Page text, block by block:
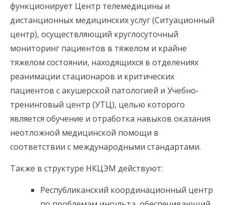
функционирует Центр телемедицины и
дистанционных медицинских услуг (Ситуационный
центр), осуществляющий круглосуточный
мониторинг пациентов в тяжелом и крайне
тяжелом состоянии, находящихся в отделениях
реанимации стационаров и критических
пациентов с акушерской патологией и Учебно-
тренинговый центр (УТЦ), целью которого
является обучение и отработка навыков оказания
неотложной медицинской помощи в
соответствии с международными стандартами.
Также в структуре НКЦЭМ действуют:
Республиканский координационный центр